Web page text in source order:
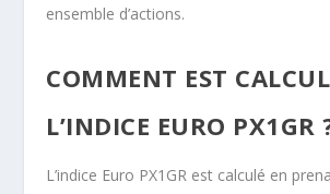
ensemble d’actions.
COMMENT EST
L’INDICE EURO PX1GR
L’indice Euro PX1GR est calculé en